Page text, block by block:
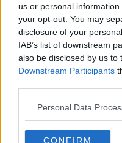
us or personal
your opt-out. You may
disclosure of your
IAB’s list of downstream
also be disclosed by us to
Downstream Participants
Personal Data
CONFIRM
Ursprungligen postat av
Nejdå. Åker en in,
Och sitter en kriminell i
kriminella till med olika
affärerna.
De blir tillfälligt
bygga sig starka än vad
Jag vet precis för jag har
Det finns inget ställe som